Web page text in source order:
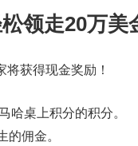
领走20万美
获得现金奖励！
哈桌上积分的积分。
的佣金。